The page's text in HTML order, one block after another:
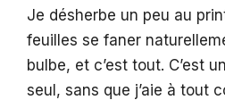
Je désherbe un peu au
feuilles se faner
bulbe, et c’est tout. C’est
seul, sans que j’aie à tout